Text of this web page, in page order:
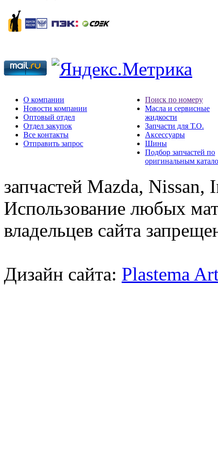
О компании
Новости компании
Оптовый отдел
Отдел закупок
Все контакты
Отправить запрос
Поиск по номеру
Масла и сервисные
жидкости
Запчасти для Т.О.
Аксессуары
Шины
Подбор запчастей по
оригинальным
запчастей Mazda,
Использование любых
владельцев сайта
Дизайн сайта: Plastema